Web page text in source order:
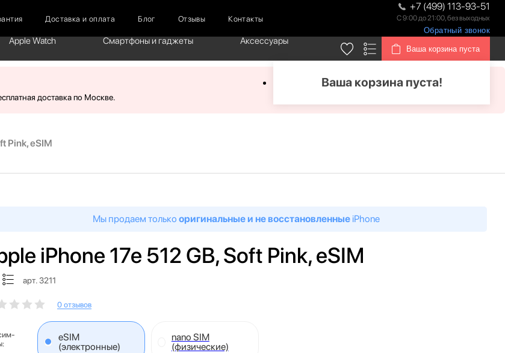
Доставка и оплата Блог Отзывы Контакты
+7 (499) 113-93-51
С 9:00 до 21:00, без выходных
Обратный звонок
Apple Watch Смартфоны и гаджеты
Аксессуары
Ваша корзина пуста
Ваша корзина пуста!
доставка по Москве.
Pink, eSIM
Мы продаем только оригинальные и не восстановленныеiPhone
iPhone 17e 512 GB, Soft Pink, eSIM
арт. 3211
0 отзывов
eSIM
(электронные)
nano SIM
(физические)